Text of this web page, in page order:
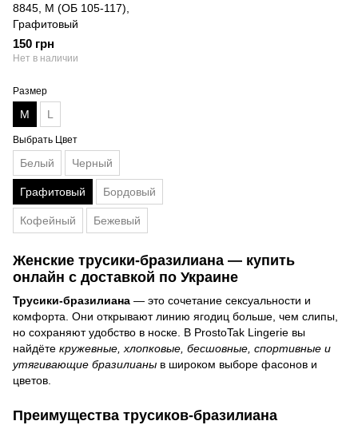
8845, M (ОБ 105-117),
Графитовый
150 грн
Нет в наличии
Размер
M L
Выбрать Цвет
Белый Черный
Графитовый Бордовый
Кофейный Бежевый
Женские трусики-бразилиана — купить
онлайн с доставкой по Украине
Трусики-бразилиана — это сочетание сексуальности и
комфорта. Они открывают линию ягодиц больше, чем слипы,
но сохраняют удобство в носке. В ProstoTak Lingerie вы
найдёте кружевные, хлопковые, бесшовные, спортивные и
утягивающие бразилианы в широком выборе фасонов и
цветов.
Преимущества трусиков-бразилиана